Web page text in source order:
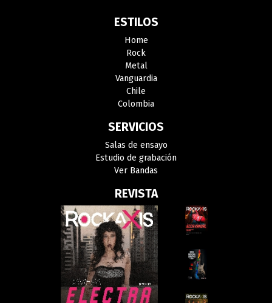
ESTILOS
Home
Rock
Metal
Vanguardia
Chile
Colombia
SERVICIOS
Salas de ensayo
Estudio de grabación
Ver Bandas
REVISTA